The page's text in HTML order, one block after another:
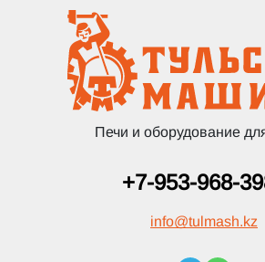
Печи и оборудование
+7-953-968-
info@tulmash.kz